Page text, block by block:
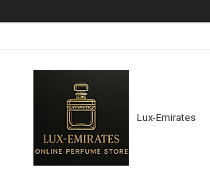
Lux-Emirates